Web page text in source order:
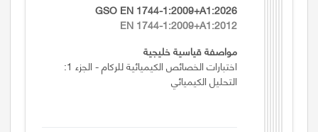
GSO EN 1744-1:2009+A1:2026
EN 1744-1:2009+A1:2012
مواصفة قياسية خليجية
اختبارات الخصائص الكيميائية للركام - الجزء 1:
التحليل الكيميائي